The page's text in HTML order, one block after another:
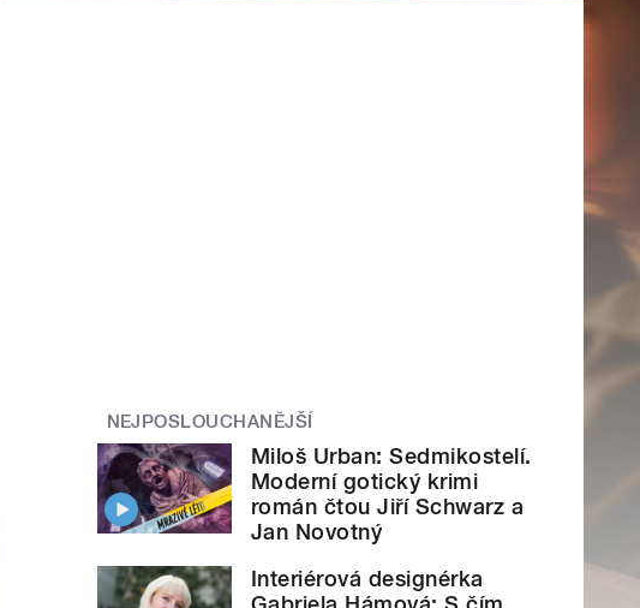
NEJPOSLOUCHANĚJŠÍ
Miloš Urban: Sedmikostelí.
Moderní gotický krimi
román čtou Jiří Schwarz a
Jan Novotný
Interiérová designérka